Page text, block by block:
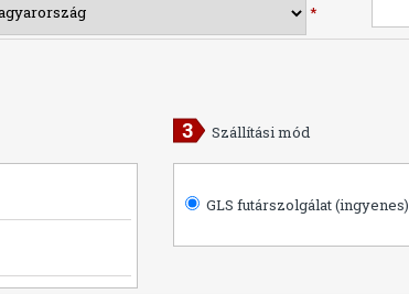
*
Szállítási mód
GLS futárszolgálat (ingyenes)